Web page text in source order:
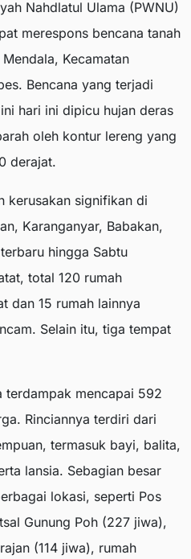
Nahdlatul Ulama (PWNU)
merespons bencana tanah
Kecamatan
Bencana yang terjadi
hari ini dipicu hujan deras
oleh kontur lereng yang
derajat.
kerusakan signifikan di
Karanganyar, Babakan,
hingga Sabtu
total 120 rumah
dan 15 rumah lainnya
Selain itu, tiga tempat
terdampak mencapai 592
Rinciannya terdiri dari
termasuk bayi, balita,
lansia. Sebagian besar
lokasi, seperti Pos
Gunung Poh (227 jiwa),
(114 jiwa), rumah